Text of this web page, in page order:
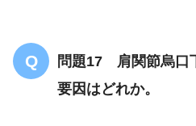
問題17 肩関節烏口
要因はどれか。